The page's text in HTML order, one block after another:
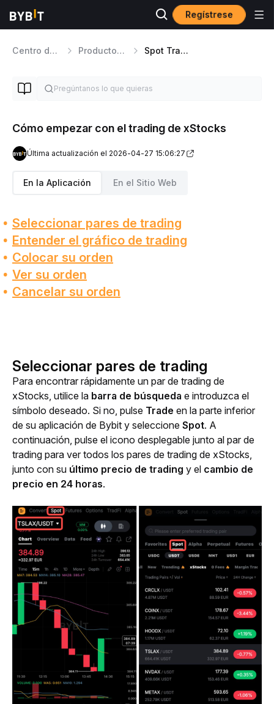
Regístrese
Centro de ayuda Productos de Trading Spot Trading
Cómo empezar con el trading de xStocks
Última actualización el 2026-04-27 15:06:27
En la Aplicación En el Sitio Web
Seleccionar pares de trading
Entender el gráfico de trading
Colocar su orden
Ver su orden
Cancelar su orden
Seleccionar pares de trading
Para encontrar rápidamente un par de trading de
xStocks, utilice la barra de búsqueda e introduzca el
símbolo deseado. Si no, pulse Trade en la parte inferior
de su aplicación de Bybit y seleccione Spot. A
continuación, pulse el icono desplegable junto al par de
trading para ver todos los pares de trading de xStocks,
junto con su último precio de trading y el cambio de
precio en 24 horas.